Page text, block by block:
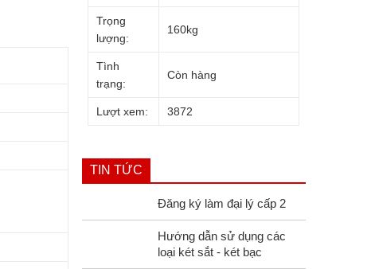
Trọng
lượng:
160kg
Tình
trạng:
Còn hàng
Lượt xem: 3872
TIN TỨC
Đăng ký làm đại lý cấp 2
Hướng dẫn sử dụng các
loại két sắt - két bạc